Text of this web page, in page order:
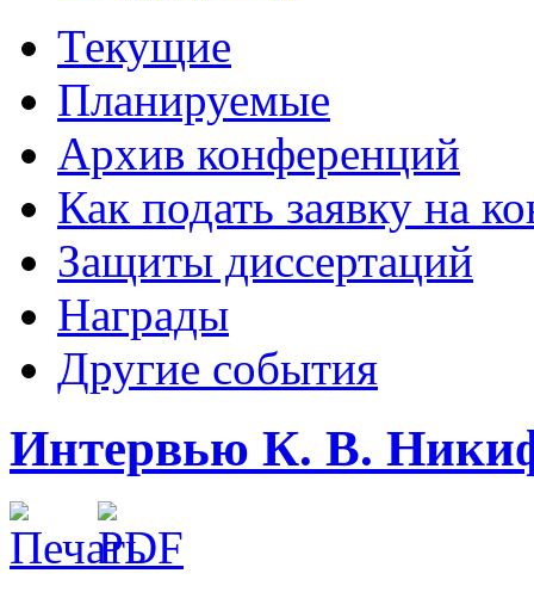
Текущие
Планируемые
Архив конференций
Как подать заявку на
Защиты диссертаций
Награды
Другие события
Интервью К. В.